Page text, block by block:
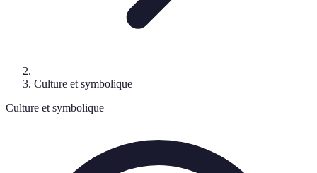
Culture et symbolique
Culture et symbolique